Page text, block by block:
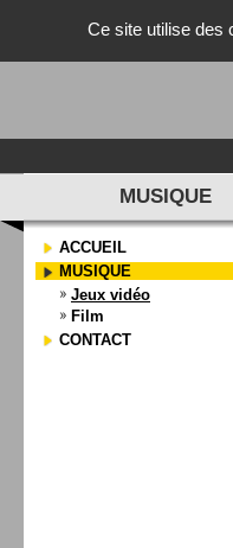
MUSIQUE
ACCUEIL
MUSIQUE
Jeux vidéo
Film
CONTACT
Ce site utilise des